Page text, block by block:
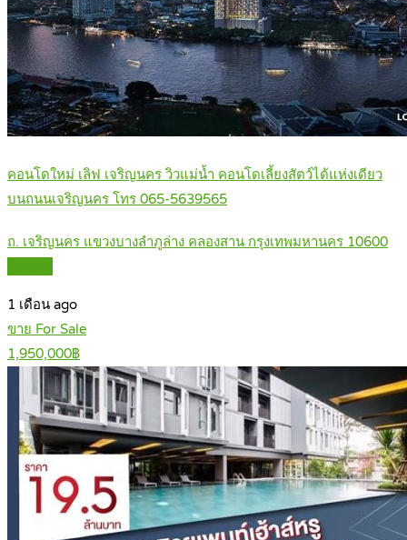
คอนโดใหม่ เลิฟ เจริญนคร วิวแม่น้ำ คอนโดเลี้ยงสัตว์ได้แห่งเดียว
บนถนนเจริญนคร โทร 065-5639565
ถ. เจริญนคร แขวงบางลำภูล่าง คลองสาน กรุงเทพมหานคร 10600
1 เดือน ago
ขาย For Sale
1,950,000฿